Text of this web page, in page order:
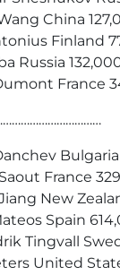
China
Finland
Russia
France
France
New
Spain
Tingvall
United